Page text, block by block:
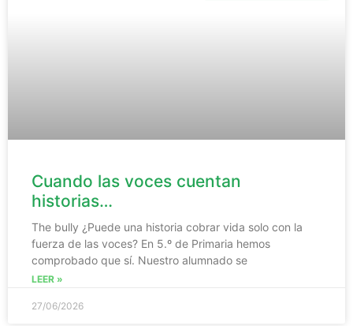
Cuando las voces cuentan
historias…
The bully ¿Puede una historia cobrar vida solo con la
fuerza de las voces? En 5.º de Primaria hemos
comprobado que sí. Nuestro alumnado se
LEER »
27/06/2026